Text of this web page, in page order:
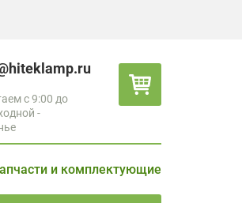
с 9:00 до
-
и комплектующие